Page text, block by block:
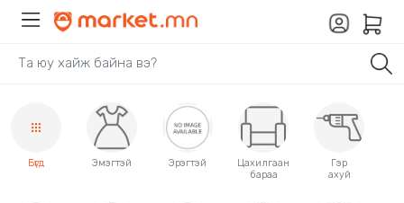
Бүгд Эмэгтэй Эрэгтэй
Цахилгаан
бараа
Гэр
ахуй